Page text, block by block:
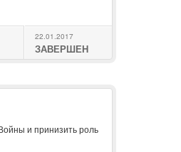
22.01.2017
ЗАВЕРШЕН
и принизить роль